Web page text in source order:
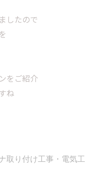
したので
をご紹介
ね
取り付け工事・電気工